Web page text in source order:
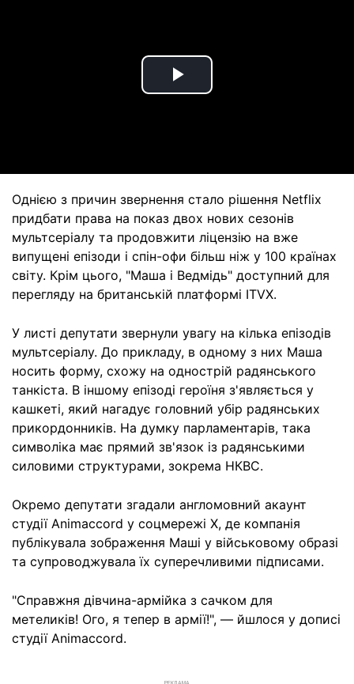
Play
Однією з причин звернення стало рішення Netflix
придбати права на показ двох нових сезонів
мультсеріалу та продовжити ліцензію на вже
випущені епізоди і спін-офи більш ніж у 100 країнах
світу. Крім цього, "Маша і Ведмідь" доступний для
перегляду на британській платформі ITVX.
У листі депутати звернули увагу на кілька епізодів
мультсеріалу. До прикладу, в одному з них Маша
носить форму, схожу на однострій радянського
танкіста. В іншому епізоді героїня з'являється у
кашкеті, який нагадує головний убір радянських
прикордонників. На думку парламентарів, така
символіка має прямий зв'язок із радянськими
силовими структурами, зокрема НКВС.
Окремо депутати згадали англомовний акаунт
студії Animaccord у соцмережі X, де компанія
публікувала зображення Маші у військовому образі
та супроводжувала їх суперечливими підписами.
"Справжня дівчина-армійка з сачком для
метеликів! Ого, я тепер в армії!", — йшлося у дописі
студії Animaccord.